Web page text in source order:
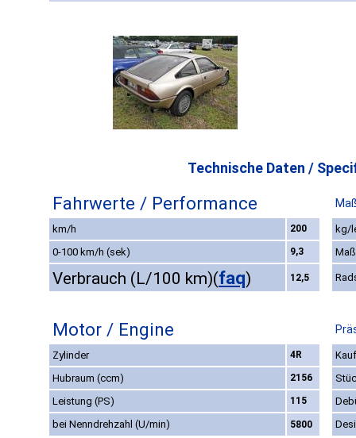
Technische Daten /
Fahrwerte / Performance
km/h 200
kg/
0-100 km/h (sek)
9,3
Verbrauch (L/100 km)(faq) 12,5
Motor / Engine
Zylinder 4R
Hubraum (ccm)
2156
Leistung (PS)
115
bei Nenndrehzahl (U/min)
5800